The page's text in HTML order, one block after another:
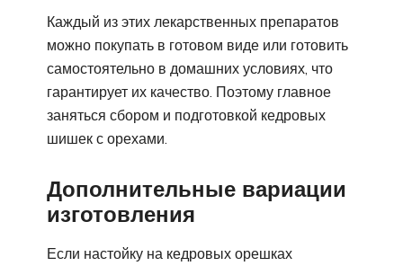
Каждый из этих лекарственных препаратов
можно покупать в готовом виде или готовить
самостоятельно в домашних условиях, что
гарантирует их качество. Поэтому главное
заняться сбором и подготовкой кедровых
шишек с орехами.
Дополнительные вариации
изготовления
Если настойку на кедровых орешках